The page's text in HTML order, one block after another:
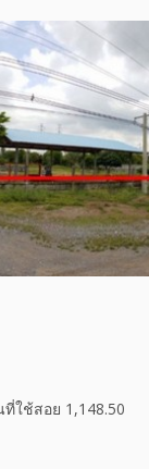
ใช้สอย 1,148.50